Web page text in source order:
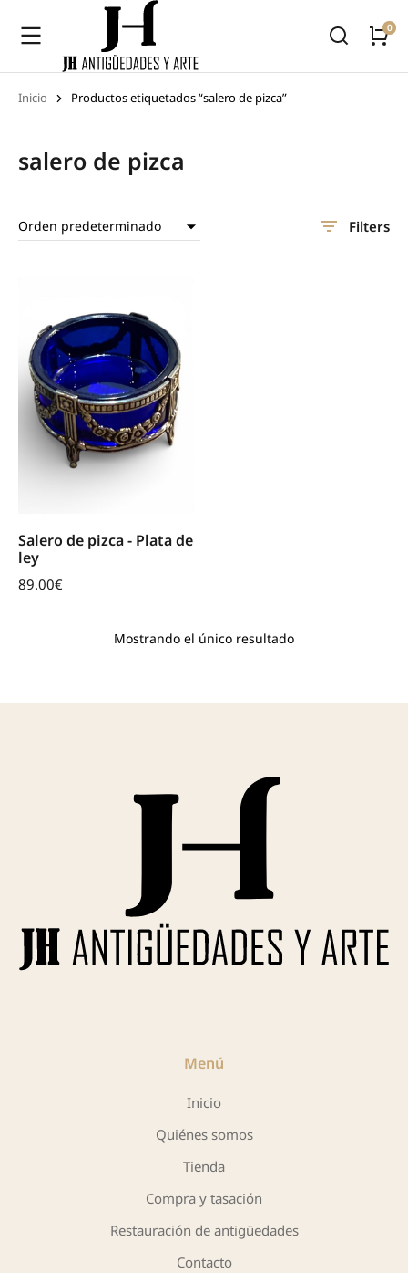
Estás aquí:
Inicio Productos etiquetados “salero de pizca”
salero de pizca
Filters
Salero de pizca - Plata de
ley
89.00€
Mostrando el único resultado
Menú
Inicio
Quiénes somos
Tienda
Compra y tasación
Restauración de antigüedades
Contacto